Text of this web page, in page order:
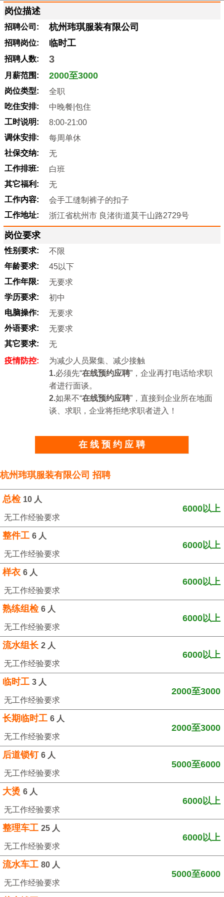
岗位描述
招聘公司: 杭州玮琪服装有限公司
招聘岗位: 临时工
招聘人数: 3
月薪范围: 2000至3000
岗位类型:
全职
吃住安排:
中晚餐|包住
工时说明:
8:00-21:00
调休安排:
每周单休
社保交纳:
无
工作排班:
白班
其它福利:
无
工作内容:
会手工缝制裤子的扣子
工作地址:
浙江省杭州市 良渚街道莫干山路2729号
岗位要求
性别要求:
不限
年龄要求:
45以下
工作年限:
无要求
学历要求:
初中
电脑操作:
无要求
外语要求:
无要求
其它要求:
无
疫情防控:
为减少人员聚集、减少接触
1.必须先“在线预约应聘”，企业再打电话给求职
者进行面谈。
2.如果不“在线预约应聘”，直接到企业所在地面
谈、求职，企业将拒绝求职者进入！
在 线 预 约 应 聘
杭州玮琪服装有限公司 招聘
总检 10 人
无工作经验要求
6000以上
整件工 6 人
无工作经验要求
6000以上
样衣 6 人
无工作经验要求
6000以上
熟练组检 6 人
无工作经验要求
6000以上
流水组长 2 人
无工作经验要求
6000以上
临时工 3 人
无工作经验要求
2000至3000
长期临时工 6 人
无工作经验要求
2000至3000
后道锁钉 6 人
无工作经验要求
5000至6000
大烫 6 人
无工作经验要求
6000以上
整理车工 25 人
无工作经验要求
6000以上
流水车工 80 人
无工作经验要求
5000至6000